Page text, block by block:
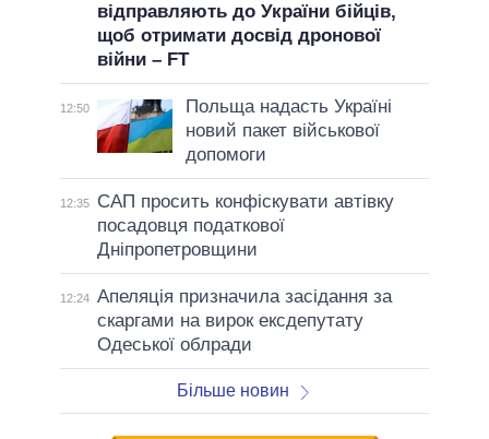
відправляють до України бійців,
щоб отримати досвід дронової
війни – FT
12:50
Польща надасть Україні
новий пакет військової
допомоги
12:35
САП просить конфіскувати автівку
посадовця податкової
Дніпропетровщини
12:24 Апеляція призначила засідання за
скаргами на вирок ексдепутату
Одеської облради
Більше новин